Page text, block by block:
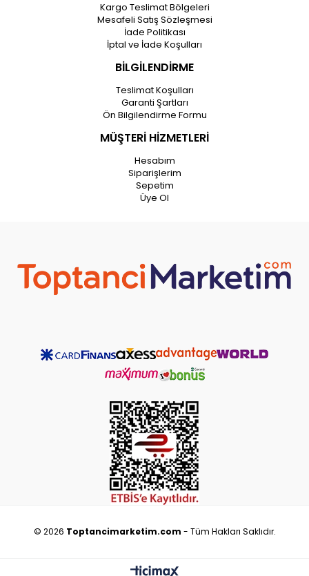
Kargo Teslimat Bölgeleri
Mesafeli Satış Sözleşmesi
İade Politikası
İptal ve İade Koşulları
BİLGİLENDİRME
Teslimat Koşulları
Garanti Şartları
Ön Bilgilendirme Formu
MÜŞTERİ HİZMETLERİ
Hesabım
Siparişlerim
Sepetim
Üye Ol
© 2026 Toptancimarketim.com - Tüm Hakları Saklıdır.